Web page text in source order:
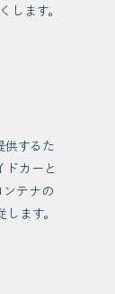
します。
供するた
ドカーと
ンテナの
ます。